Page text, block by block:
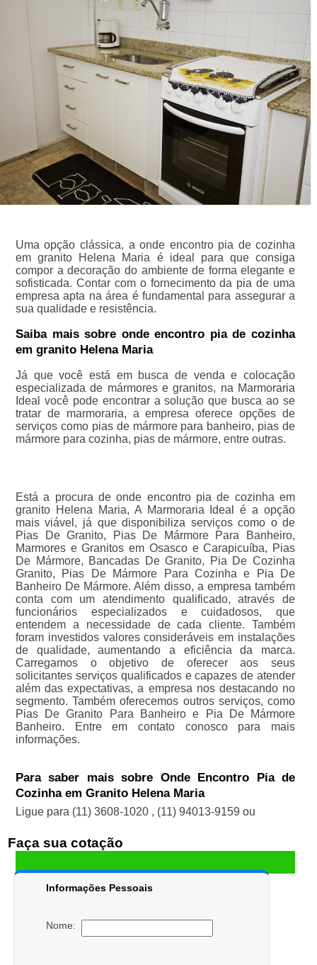
Uma opção clássica, a onde encontro pia de cozinha
em granito Helena Maria é ideal para que consiga
compor a decoração do ambiente de forma elegante e
sofisticada. Contar com o fornecimento da pia de uma
empresa apta na área é fundamental para assegurar a
sua qualidade e resistência.
Saiba mais sobre onde encontro pia de cozinha
em granito Helena Maria
Já que você está em busca de venda e colocação
especializada de mármores e granitos, na Marmoraria
Ideal você pode encontrar a solução que busca ao se
tratar de marmoraria, a empresa oferece opções de
serviços como pias de mármore para banheiro, pias de
mármore para cozinha, pias de mármore, entre outras.
Está a procura de onde encontro pia de cozinha em
granito Helena Maria, A Marmoraria Ideal é a opção
mais viável, já que disponibiliza serviços como o de
Pias De Granito, Pias De Mármore Para Banheiro,
Marmores e Granitos em Osasco e Carapicuíba, Pias
De Mármore, Bancadas De Granito, Pia De Cozinha
Granito, Pias De Mármore Para Cozinha e Pia De
Banheiro De Mármore. Além disso, a empresa também
conta com um atendimento qualificado, através de
funcionários especializados e cuidadosos, que
entendem a necessidade de cada cliente. Também
foram investidos valores consideráveis em instalações
de qualidade, aumentando a eficiência da marca.
Carregamos o objetivo de oferecer aos seus
solicitantes serviços qualificados e capazes de atender
além das expectativas, a empresa nos destacando no
segmento. Também oferecemos outros serviços, como
Pias De Granito Para Banheiro e Pia De Mármore
Banheiro. Entre em contato conosco para mais
informações.
Para saber mais sobre Onde Encontro Pia de
Cozinha em Granito Helena Maria
Ligue para (11) 3608-1020 , (11) 94013-9159 ou
Faça sua cotação
Informações Pessoais
Nome: